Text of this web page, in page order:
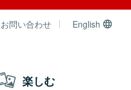
問い合わせ English
楽しむ